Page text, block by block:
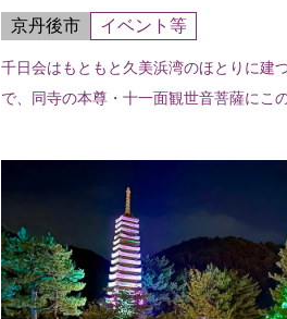
京丹後市 イベント等
千日会はもともと久美浜湾のほとりに建
で、同寺の本尊・十一面観世音菩薩にこ